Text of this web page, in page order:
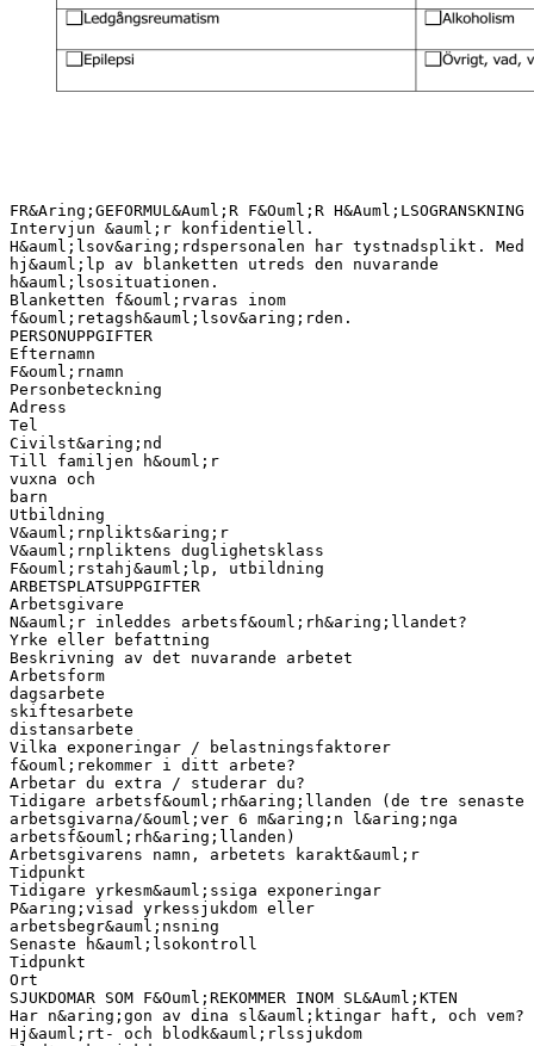
FR&Aring;GEFORMUL&Auml;R F&Ouml;R H&Auml;LSOGRANSKNING
Intervjun &auml;r konfidentiell.
H&auml;lsov&aring;rdspersonalen har tystnadsplikt. Med
hj&auml;lp av blanketten utreds den nuvarande
h&auml;lsosituationen.
Blanketten f&ouml;rvaras inom
f&ouml;retagsh&auml;lsov&aring;rden.
PERSONUPPGIFTER
Efternamn
F&ouml;rnamn
Personbeteckning
Adress
Tel
Civilst&aring;nd
Till familjen h&ouml;r
vuxna och
barn
Utbildning
V&auml;rnplikts&aring;r
V&auml;rnpliktens duglighetsklass
F&ouml;rstahj&auml;lp, utbildning
ARBETSPLATSUPPGIFTER
Arbetsgivare
N&auml;r inleddes arbetsf&ouml;rh&aring;llandet?
Yrke eller befattning
Beskrivning av det nuvarande arbetet
Arbetsform
dagsarbete
skiftesarbete
distansarbete
Vilka exponeringar / belastningsfaktorer
f&ouml;rekommer i ditt arbete?
Arbetar du extra / studerar du?
Tidigare arbetsf&ouml;rh&aring;llanden (de tre senaste
arbetsgivarna/&ouml;ver 6 m&aring;n l&aring;nga
arbetsf&ouml;rh&aring;llanden)
Arbetsgivarens namn, arbetets karakt&auml;r
Tidpunkt
Tidigare yrkesm&auml;ssiga exponeringar
P&aring;visad yrkessjukdom eller
arbetsbegr&auml;nsning
Senaste h&auml;lsokontroll
Tidpunkt
Ort
SJUKDOMAR SOM F&Ouml;REKOMMER INOM SL&Auml;KTEN
Har n&aring;gon av dina sl&auml;ktingar haft, och vem?
Hj&auml;rt- och blodk&auml;rlssjukdom